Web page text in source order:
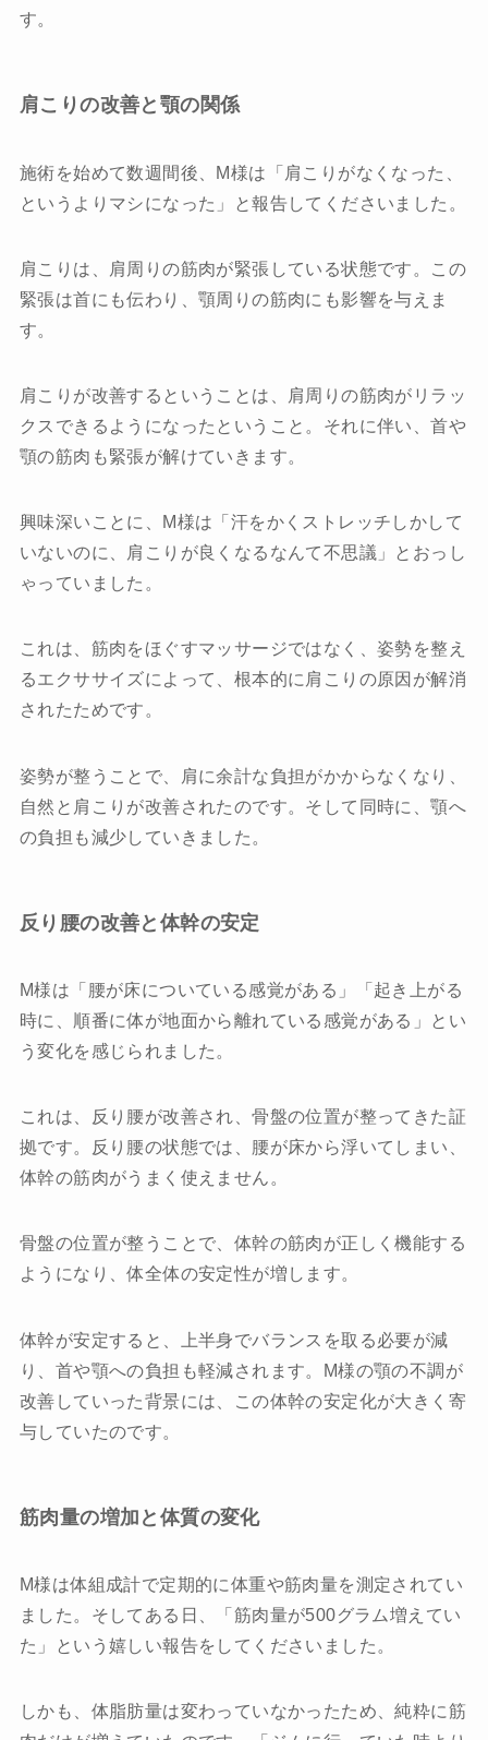
す。
肩こりの改善と顎の関係
施術を始めて数週間後、M様は「肩こりがなくなった、
というよりマシになった」と報告してくださいました。
肩こりは、肩周りの筋肉が緊張している状態です。この
緊張は首にも伝わり、顎周りの筋肉にも影響を与えま
す。
肩こりが改善するということは、肩周りの筋肉がリラッ
クスできるようになったということ。それに伴い、首や
顎の筋肉も緊張が解けていきます。
興味深いことに、M様は「汗をかくストレッチしかして
いないのに、肩こりが良くなるなんて不思議」とおっし
ゃっていました。
これは、筋肉をほぐすマッサージではなく、姿勢を整え
るエクササイズによって、根本的に肩こりの原因が解消
されたためです。
姿勢が整うことで、肩に余計な負担がかからなくなり、
自然と肩こりが改善されたのです。そして同時に、顎へ
の負担も減少していきました。
反り腰の改善と体幹の安定
M様は「腰が床についている感覚がある」「起き上がる
時に、順番に体が地面から離れている感覚がある」とい
う変化を感じられました。
これは、反り腰が改善され、骨盤の位置が整ってきた証
拠です。反り腰の状態では、腰が床から浮いてしまい、
体幹の筋肉がうまく使えません。
骨盤の位置が整うことで、体幹の筋肉が正しく機能する
ようになり、体全体の安定性が増します。
体幹が安定すると、上半身でバランスを取る必要が減
り、首や顎への負担も軽減されます。M様の顎の不調が
改善していった背景には、この体幹の安定化が大きく寄
与していたのです。
筋肉量の増加と体質の変化
M様は体組成計で定期的に体重や筋肉量を測定されてい
ました。そしてある日、「筋肉量が500グラム増えてい
た」という嬉しい報告をしてくださいました。
しかも、体脂肪量は変わっていなかったため、純粋に筋